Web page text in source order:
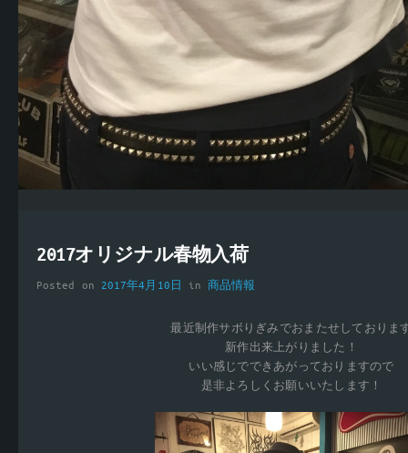
2017オリジナル春物入荷
Posted on 2017年4月10日 in 商品情報
最近制作サボりぎみでおまたせしておりま
新作出来上がりました！
いい感じでできあがっておりますので
是非よろしくお願いいたします！